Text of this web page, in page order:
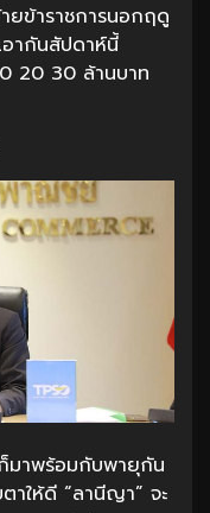
ข้าราชการนอกฤดู
อากันสัปดาห์นี้
20 30 ล้านบาท
มาพร้อมกับพายุกัน
าให้ดี “ลานีญา” จะ